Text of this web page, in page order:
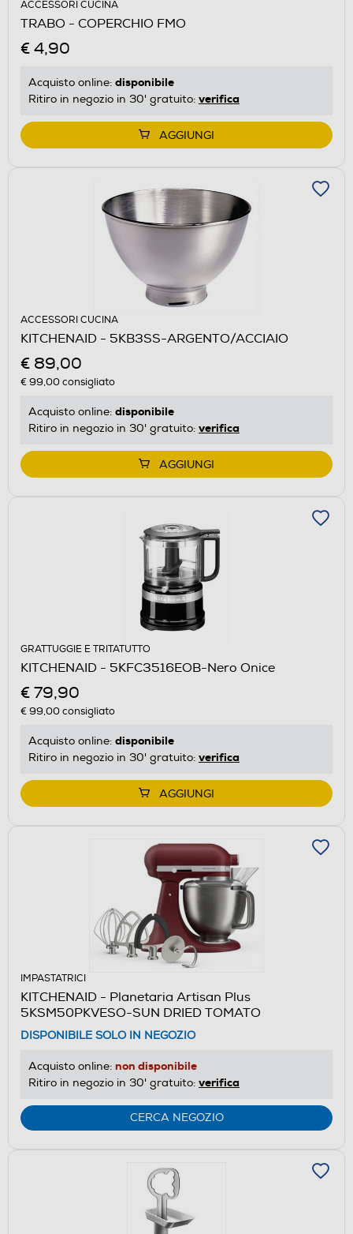
ACCESSORI CUCINA
TRABO - COPERCHIO FMO
€ 4,90
Acquisto online: disponibile
Ritiro in negozio in 30' gratuito: verifica
AGGIUNGI
ACCESSORI CUCINA
KITCHENAID - 5KB3SS-ARGENTO/ACCIAIO
€ 89,00
€ 99,00consigliato
Acquisto online: disponibile
Ritiro in negozio in 30' gratuito: verifica
AGGIUNGI
GRATTUGGIE E TRITATUTTO
KITCHENAID - 5KFC3516EOB-Nero Onice
€ 79,90
€ 99,00consigliato
Acquisto online: disponibile
Ritiro in negozio in 30' gratuito: verifica
AGGIUNGI
IMPASTATRICI
KITCHENAID - Planetaria Artisan Plus
5KSM50PKVESO-SUN DRIED TOMATO
DISPONIBILE SOLO IN NEGOZIO
Acquisto online: non disponibile
Ritiro in negozio in 30' gratuito: verifica
CERCA NEGOZIO